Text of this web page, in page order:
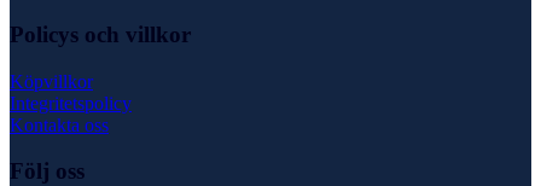
Policys och villkor
Köpvillkor
Integritetspolicy
Kontakta oss
Följ oss